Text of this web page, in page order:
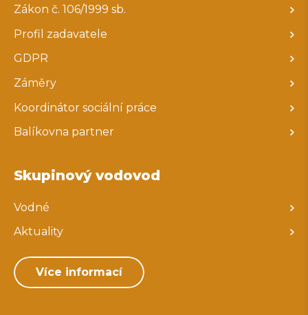
Zákon č. 106/1999 sb.
Profil zadavatele
GDPR
Záměry
Koordinátor sociální práce
Balíkovna partner
Skupinový vodovod
Vodné
Aktuality
Více informací